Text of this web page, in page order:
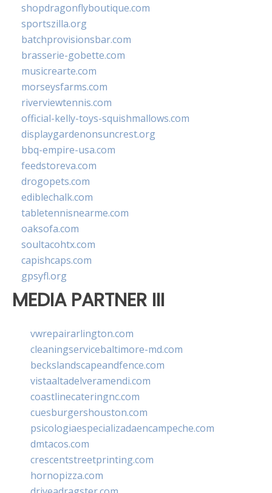
shopdragonflyboutique.com
sportszilla.org
batchprovisionsbar.com
brasserie-gobette.com
musicrearte.com
morseysfarms.com
riverviewtennis.com
official-kelly-toys-squishmallows.com
displaygardenonsuncrest.org
bbq-empire-usa.com
feedstoreva.com
drogopets.com
ediblechalk.com
tabletennisnearme.com
oaksofa.com
soultacohtx.com
capishcaps.com
gpsyfl.org
MEDIA PARTNER III
vwrepairarlington.com
cleaningservicebaltimore-md.com
beckslandscapeandfence.com
vistaaltadelveramendi.com
coastlinecateringnc.com
cuesburgershouston.com
psicologiaespecializadaencampeche.com
dmtacos.com
crescentstreetprinting.com
hornopizza.com